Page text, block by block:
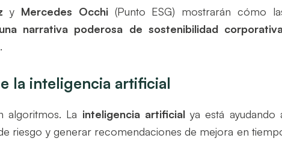
y Mercedes Occhi(Punto ESG) mostrarán cómo
una narrativa poderosa de sostenibilidad
la inteligencia artificial
algoritmos. La inteligencia artificialya está ayudando
riesgo y generar recomendaciones de mejora en